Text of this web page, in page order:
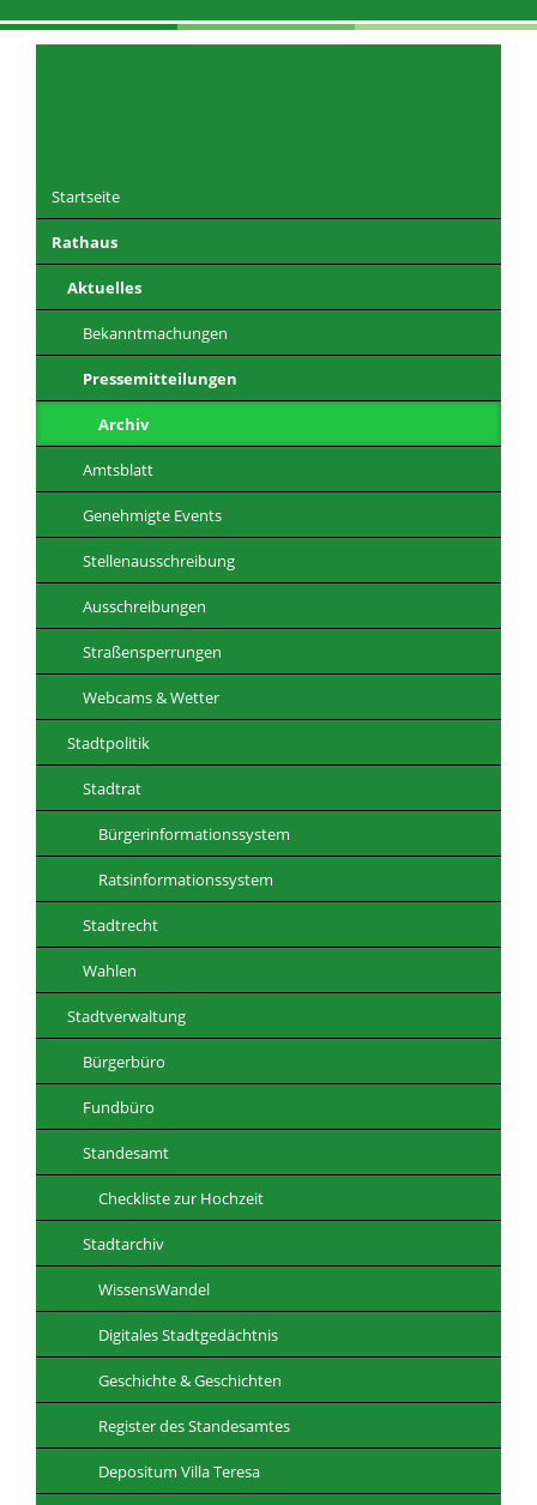
DE EN CZ PL
Startseite
Rathaus
Aktuelles
Bekanntmachungen
Pressemitteilungen
Archiv
Amtsblatt
Genehmigte Events
Stellenausschreibung
Ausschreibungen
Straßensperrungen
Webcams & Wetter
Stadtpolitik
Stadtrat
Bürgerinformationssystem
Ratsinformationssystem
Stadtrecht
Wahlen
Stadtverwaltung
Bürgerbüro
Fundbüro
Standesamt
Checkliste zur Hochzeit
Stadtarchiv
WissensWandel
Digitales Stadtgedächtnis
Geschichte & Geschichten
Register des Standesamtes
Depositum Villa Teresa